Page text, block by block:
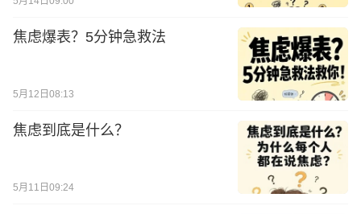
焦虑爆表？5分钟急救法
5月12日08:13
焦虑到底是什么？
5月11日09:24